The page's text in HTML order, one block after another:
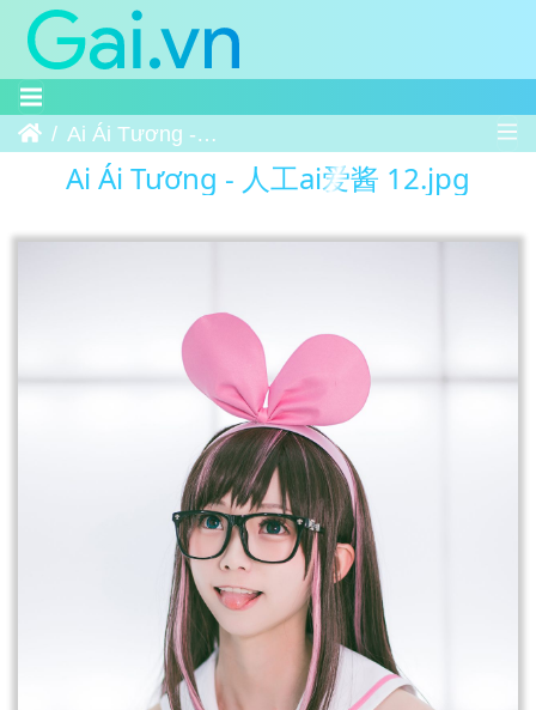
Trang chủAi Ái Tương - 人工ai爱酱 12
Ai Ái Tương - 人工ai爱酱 12.jpg